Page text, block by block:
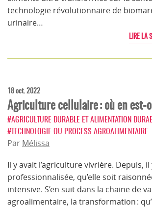
technologie révolutionnaire de
urinaire…
LIRE LA
18 oct. 2022
Agriculture cellulaire : où en est-
#AGRICULTURE DURABLE ET ALIMENTATION
#TECHNOLOGIE OU PROCESS AGROALIMENTAIRE
Par Mélissa
Il y avait l’agriculture vivrière. Depuis, il
professionnalisée, qu’elle soit
intensive. S’en suit dans la chaine de
agroalimentaire, la transformation :